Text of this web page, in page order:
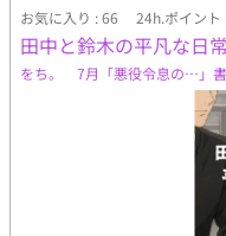
お気に入り : 66 24h.ポイント
田中と鈴木の平凡な日常
をち。 7月「悪役令息の…」